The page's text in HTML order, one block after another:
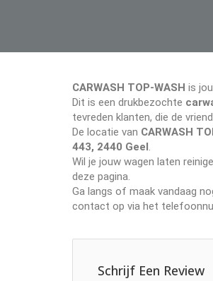
CARWASH TOP-WASH is
Dit is een drukbezochte
tevreden klanten, die de
De locatie van CARWASH
443, 2440 Geel.
Wil je jouw wagen laten
deze pagina.
Ga langs of maak vandaag
contact op via het
Schrijf Een Review